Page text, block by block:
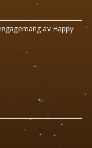
av Happy